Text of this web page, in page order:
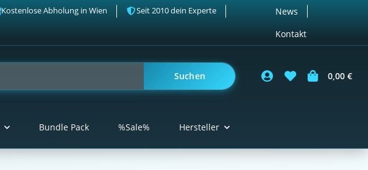
News
Kontakt
Kostenlose Abholung in Wien Seit 2010 dein Experte
Suchen 0,00 €
Bundle Pack %Sale% Hersteller